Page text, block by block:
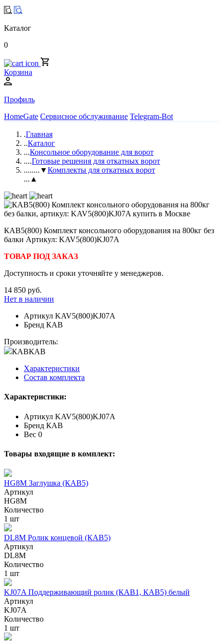
Каталог
0
Корзина
Профиль
HomeGate Сервисное обслуживание Telegram-Bot
.Главная
..Каталог
...Консольное оборудование для ворот
....Готовые решения для откатных ворот
........▼Комплекты для откатных ворот
...▲
КАВ5(800) Комплект консольного оборудования на 800кг без
балки Артикул: KAV5(800)KJ07A
ТОВАР ПОД ЗАКАЗ
Доступность и сроки уточняйте у менеджеров.
14 850 руб.
Нет в наличии
Артикул KAV5(800)KJ07A
Бренд КАВ
Производитель:
КАВКАВ
Характеристики
Состав комплекта
Характеристики:
Артикул KAV5(800)KJ07A
Бренд КАВ
Вес 0
Товары входящие в комплект:
HG8M Заглушка (КАВ5)
Артикул
HG8M
Количество
1 шт
DL8M Ролик концевой (КАВ5)
Артикул
DL8M
Количество
1 шт
KJ07A Поддерживающий ролик (КАВ1, КАВ5) белый
Артикул
KJ07A
Количество
1 шт